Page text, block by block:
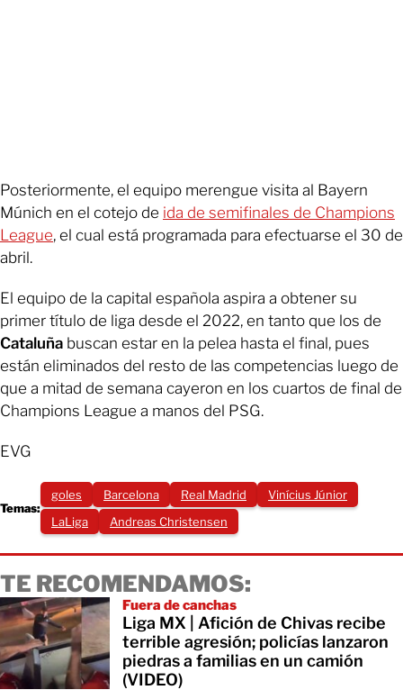
Posteriormente, el equipo merengue visita al Bayern
Múnich en el cotejo de ida de semifinales de Champions
League, el cual está programada para efectuarse el 30 de
abril.
El equipo de la capital española aspira a obtener su
primer título de liga desde el 2022, en tanto que los de
Cataluña buscan estar en la pelea hasta el final, pues
están eliminados del resto de las competencias luego de
que a mitad de semana cayeron en los cuartos de final de
Champions League a manos del PSG.
EVG
Temas:
goles Barcelona Real Madrid
Vinícius Júnior
‪LaLiga‬
Andreas Christensen
TE RECOMENDAMOS:
Fuera de canchas
Liga MX | Afición de Chivas recibe
terrible agresión; policías lanzaron
piedras a familias en un camión
(VIDEO)